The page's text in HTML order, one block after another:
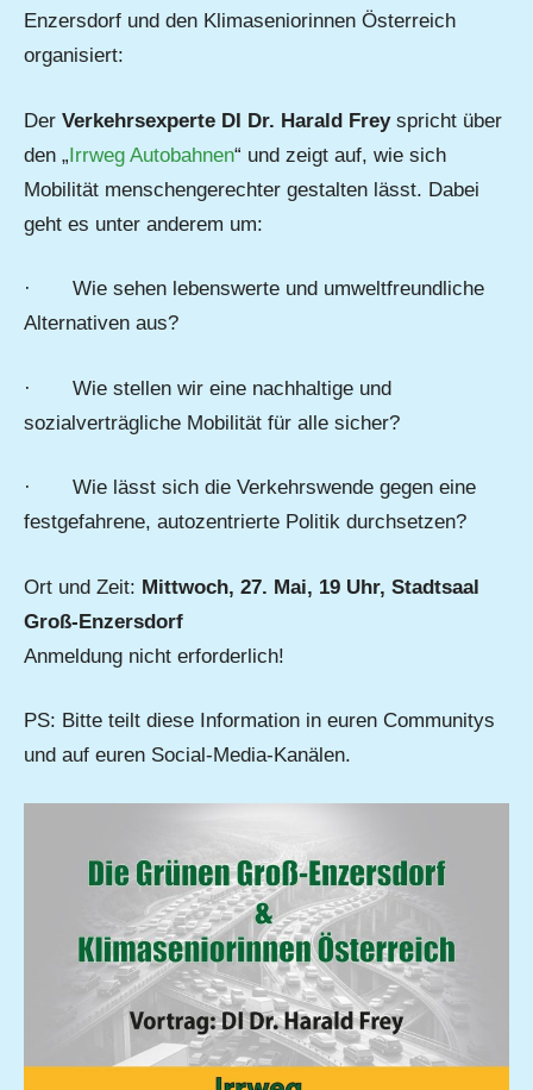
Enzersdorf und den Klimaseniorinnen Österreich
organisiert:
Der Verkehrsexperte DI Dr. Harald Freyspricht über
den „Irrweg Autobahnen“ und zeigt auf, wie sich
Mobilität menschengerechter gestalten lässt. Dabei
geht es unter anderem um:
· Wie sehen lebenswerte und umweltfreundliche
Alternativen aus?
· Wie stellen wir eine nachhaltige und
sozialverträgliche Mobilität für alle sicher?
· Wie lässt sich die Verkehrswende gegen eine
festgefahrene, autozentrierte Politik durchsetzen?
Ort und Zeit: Mittwoch, 27. Mai, 19 Uhr, Stadtsaal
Groß-Enzersdorf
Anmeldung nicht erforderlich!
PS: Bitte teilt diese Information in euren Communitys
und auf euren Social-Media-Kanälen.